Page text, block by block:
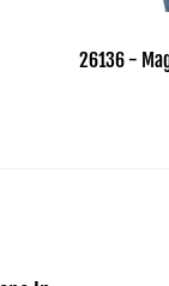
26136 -